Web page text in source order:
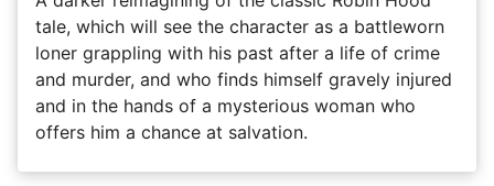
tale, which will see the character as a battleworn
loner grappling with his past after a life of crime
and murder, and who finds himself gravely injured
and in the hands of a mysterious woman who
offers him a chance at salvation.